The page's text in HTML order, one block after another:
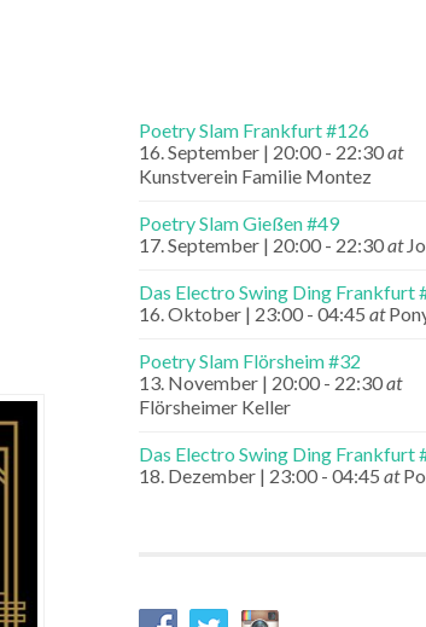
Poetry Slam Frankfurt #126
16. September | 20:00 - 22:30at
Kunstverein Familie Montez
Poetry Slam Gießen #49
17. September | 20:00 - 22:30at
Das Electro Swing Ding Frankfurt
16. Oktober | 23:00 - 04:45 at
Poetry Slam Flörsheim #32
13. November | 20:00 - 22:30at
Flörsheimer Keller
Das Electro Swing Ding Frankfurt
18. Dezember | 23:00 - 04:45 at